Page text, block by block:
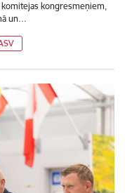
komitejas kongresmeņiem,
un…